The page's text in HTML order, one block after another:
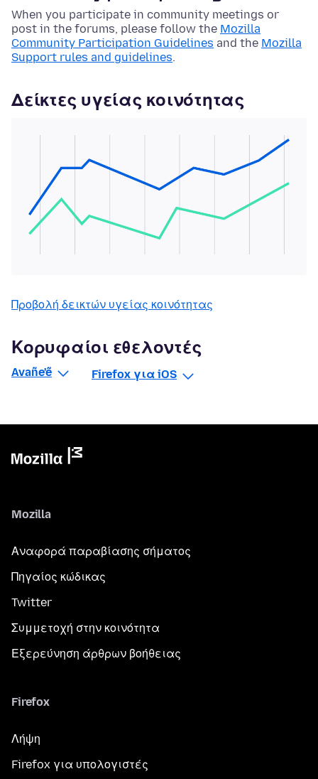
When you participate in community meetings or
post in the forums, please follow the Mozilla
Community Participation Guidelines and the Mozilla
Support rules and guidelines.
Δείκτες υγείας κοινότητας
Προβολή δεικτών υγείας κοινότητας
Κορυφαίοι εθελοντές
Avañe'ẽ Firefox για iOS
Mozilla
Αναφορά παραβίασης σήματος
Πηγαίος κώδικας
Twitter
Συμμετοχή στην κοινότητα
Εξερεύνηση άρθρων βοήθειας
Firefox
Λήψη
Firefox για υπολογιστές